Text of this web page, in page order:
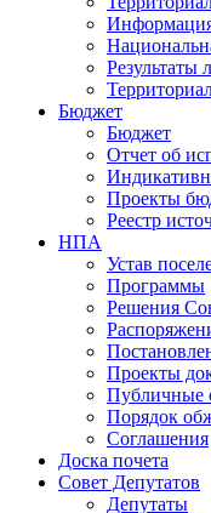
Результаты
Бюджет
Бюджет
Отчет об
Проекты
Реестр
НПА
Устав
Программы
Решения
Проекты
Публичные
Порядок
Соглашения
Доска почета
Совет Депутатов
Депутаты